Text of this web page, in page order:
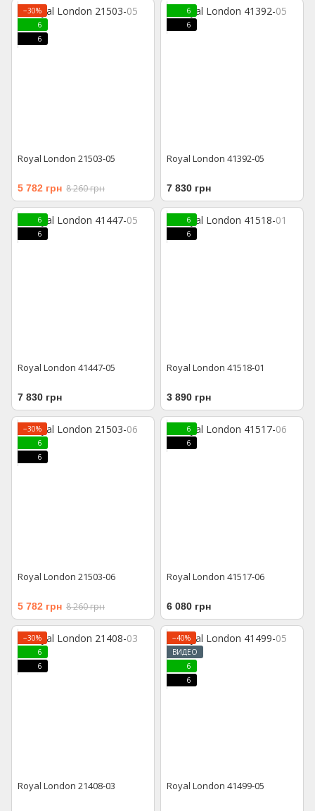
−30%
6
6
Royal London 21503-05
5 782 грн 8 260 грн
6
6
Royal London 41392-05
7 830 грн
6
6
Royal London 41447-05
7 830 грн
6
6
Royal London 41518-01
3 890 грн
−30%
6
6
Royal London 21503-06
5 782 грн 8 260 грн
6
6
Royal London 41517-06
6 080 грн
−30%
6
6
Royal London 21408-03
−40%
ВИДЕО
6
6
Royal London 41499-05